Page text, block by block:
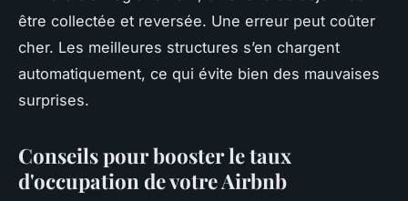
être collectée et reversée. Une erreur peut coûter
cher. Les meilleures structures s’en chargent
automatiquement, ce qui évite bien des mauvaises
surprises.
Conseils pour booster le taux
d'occupation de votre Airbnb